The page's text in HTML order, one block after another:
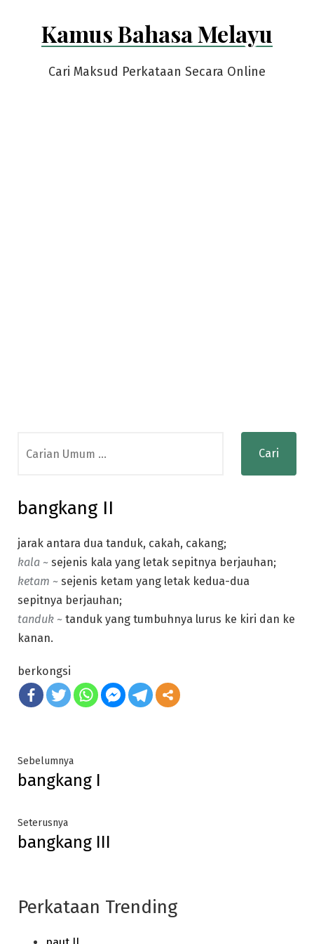
Kamus Bahasa Melayu
Cari Maksud Perkataan Secara Online
for:
bangkang II
jarak antara dua tanduk, cakah, cakang;
kala ~ sejenis kala yang letak sepitnya berjauhan;
ketam ~ sejenis ketam yang letak kedua-dua
sepitnya berjauhan;
tanduk ~ tanduk yang tumbuhnya lurus ke kiri dan ke
kanan.
berkongsi
Post
navigation
SebelumnyaPrevious
post:
bangkang I
SeterusnyaNext
post:
bangkang III
Perkataan Trending